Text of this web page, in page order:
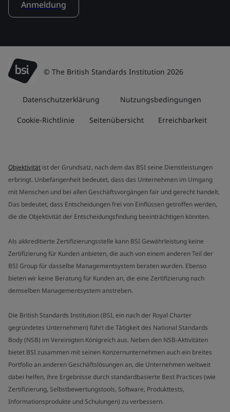
Anmeldung
© The British Standards Institution 2026
Datenschutzerklärung Nutzungsbedingungen
Cookie-Richtlinie Seitenübersicht Erreichbarkeit
Objektivität ist der Grundsatz, nach dem das BSI seine Dienstleistungen
erbringt. Unbefangenheit bedeutet, dass das Unternehmen im Umgang
mit Menschen und bei allen Geschäftsvorgängen fair und gerecht handelt.
Das bedeutet, dass Entscheidungen frei von Einflüssen getroffen werden,
die die Objektivität der Entscheidungsfindung beeinträchtigen könnten.
Als akkreditierte Zertifizierungsstelle kann BSI Gewährleistung keine
Zertifizierung für Kunden anbieten, die auch von einem anderen Teil der
BSI Group für dasselbe Managementsystem beraten wurden. Ebenso
bieten wir keine Beratung für Kunden an, die eine Zertifizierung nach
demselben Managementsystem anstreben.
Die British Standards Institution (BSI, ein nach der Royal Charter
gegründetes Unternehmen) führt die Tätigkeit des National Standards
Body (NSB) im Vereinigten Königreich aus. Neben den NSB-Aktivitäten
bietet BSI zusammen mit seinen Konzernunternehmen auch ein breites
Portfolio an anderen Geschäftslösungen an, die Unternehmen weltweit
dabei helfen, ihre Ergebnisse durch standardbasierte Best Practices (wie
Zertifizierung, Selbstbewertungstools, Software, Produkttests,
Informationsprodukte und Schulungen) zu verbessern.